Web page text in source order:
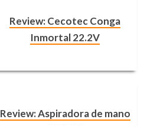
Review: Cecotec Conga
Inmortal 22.2V
Review: Aspiradora de mano